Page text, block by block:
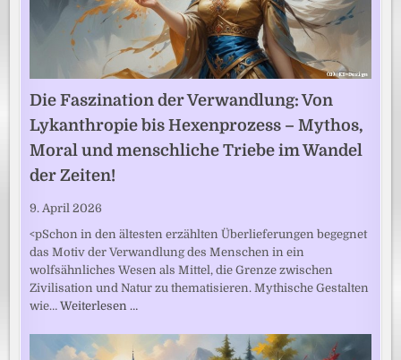
Die Faszination der Verwandlung: Von
Lykanthropie bis Hexenprozess – Mythos,
Moral und menschliche Triebe im Wandel
der Zeiten!
9. April 2026
<pSchon in den ältesten erzählten Überlieferungen begegnet
das Motiv der Verwandlung des Menschen in ein
wolfsähnliches Wesen als Mittel, die Grenze zwischen
Zivilisation und Natur zu thematisieren. Mythische Gestalten
wie…Weiterlesen …